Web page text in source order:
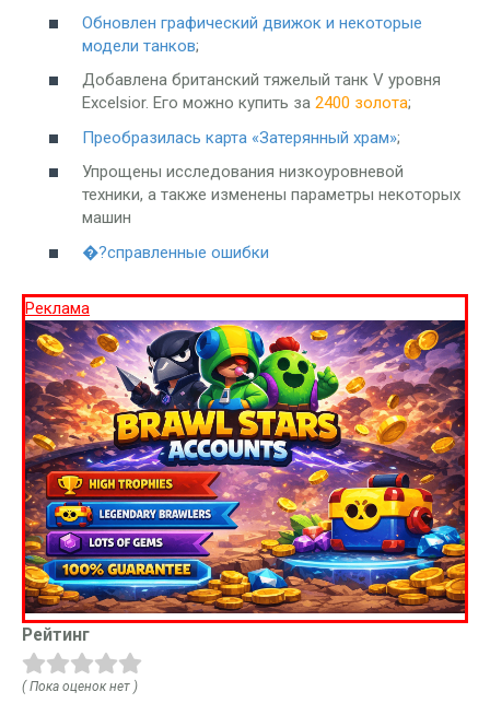
Обновлен графический движок и некоторые
модели танков;
Добавлена британский тяжелый танк V уровня
Excelsior. Его можно купить за 2400 золота;
Преобразилась карта «Затерянный храм»;
Упрощены исследования низкоуровневой
техники, а также изменены параметры некоторых
машин
�?справленные ошибки
Реклама
Рейтинг
( Пока оценок нет )